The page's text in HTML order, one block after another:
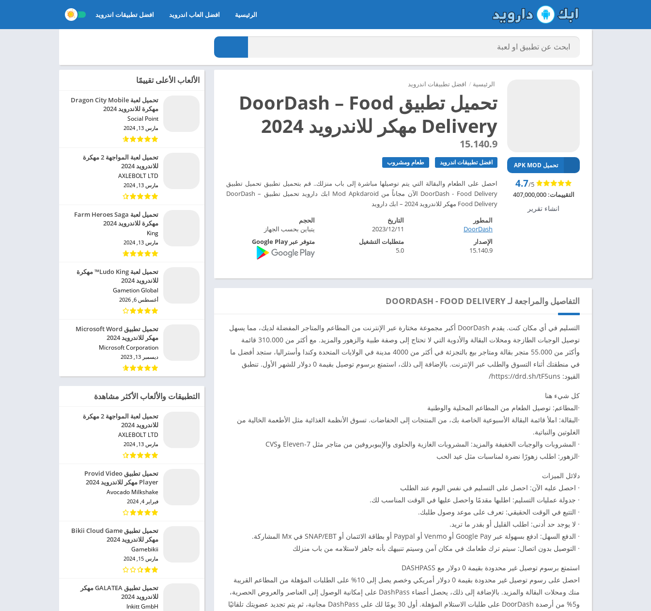
الرئيسية افضل العاب اندرويد افضل تطبيقات اندرويد
الرئيسية / افضل تطبيقات اندرويد
تحميل تطبيق DoorDash – Food
Delivery مهكر للاندرويد 2024
15.140.9
افضل تطبيقات اندرويد طعام ومشروب
احصل على الطعام والبقالة التي يتم توصيلها مباشرة إلى باب منزلك.. قم بتحميل تطبيق تحميل تطبيق
DoorDash - Food Delivery الآن مجاناً من Mod Apkdaroid ابك دارويد تحميل تطبيق DoorDash –
Food Delivery مهكر للاندرويد 2024 – ابك دارويد
تحميل APK MOD
4.7/5
التقييمات:407,000,000
انشاء تقرير
المطور
DoorDash‏
التاريخ
11‏/12‏/2023
الحجم
يتباين بحسب الجهاز
الإصدار
15.140.9
متطلبات التشغيل
5.0
متوفر عبر Google Play
التفاصيل والمراجعة لـ DOORDASH - FOOD DELIVERY
التسليم في أي مكان كنت. يقدم DoorDash أكبر مجموعة مختارة عبر الإنترنت من المطاعم والمتاجر المفضلة لديك، مما يسهل
توصيل الوجبات الطازجة ومحلات البقالة والأدوية التي لا تحتاج إلى وصفة طبية والزهور والمزيد. مع أكثر من 310.000 قائمة
وأكثر من 55.000 متجر بقالة ومتاجر بيع بالتجزئة في أكثر من 4000 مدينة في الولايات المتحدة وكندا وأستراليا، ستجد أفضل ما
في منطقتك أثناء التسوق والطلب عبر الإنترنت. بالإضافة إلى ذلك، استمتع برسوم توصيل بقيمة 0 دولار للشهر الأول. تنطبق
القيود: https://drd.sh/tF5uns/
كل شيء هنا
·المطاعم: توصيل الطعام من المطاعم المحلية والوطنية
·البقالة: املأ قائمة البقالة الأسبوعية الخاصة بك، من المنتجات إلى الحفاضات. تسوق الأنظمة الغذائية مثل الأطعمة الخالية من
الغلوتين والنباتية.
· المشروبات والوجبات الخفيفة والمزيد: المشروبات الغازية والحلوى والإيبوبروفين من متاجر مثل 7-Eleven وCVS
·الزهور: اطلب زهورًا نضرة لمناسبات مثل عيد الحب
دلائل الميزات
· احصل عليه الآن: احصل على التسليم في نفس اليوم عند الطلب
· جدولة عمليات التسليم: اطلبها مقدمًا واحصل عليها في الوقت المناسب لك.
· التتبع في الوقت الحقيقي: تعرف على موعد وصول طلبك.
· لا يوجد حد أدنى: اطلب القليل أو بقدر ما تريد.
· الدفع السهل: ادفع بسهولة عبر Google Pay أو Venmo أو Paypal أو بطاقة الائتمان أو SNAP/EBT في Mx المشاركة.
· التوصيل بدون اتصال: سيتم ترك طعامك في مكان آمن وسيتم تنبيهك بأنه جاهز لاستلامه من باب منزلك
استمتع برسوم توصيل غير محدودة بقيمة 0 دولار مع DASHPASS
احصل على رسوم توصيل غير محدودة بقيمة 0 دولار أمريكي وخصم يصل إلى 10% على الطلبات المؤهلة من المطاعم القريبة
منك ومحلات البقالة والمزيد. بالإضافة إلى ذلك، يحصل أعضاء DashPass على إمكانية الوصول إلى العناصر والعروض الحصرية،
و5% من أرصدة DoorDash على طلبات الاستلام المؤهلة. أول 30 يومًا لك على DashPass مجانية، ثم يتم تجديد عضويتك تلقائيًا
الألعاب الأعلى تقييمًا
تحميل لعبة Dragon City Mobile
مهكرة للاندرويد 2024
Social Point‏
مارس 13, 2024
تحميل لعبة المواجهة 2 مهكرة
للاندرويد 2024
AXLEBOLT LTD‏
مارس 13, 2024
تحميل لعبة Farm Heroes Saga
مهكرة للاندرويد 2024
King‏
مارس 13, 2024
تحميل لعبة Ludo King™ مهكرة
للاندرويد 2024
Gametion Global‏
أغسطس 6, 2026
تحميل تطبيق Microsoft Word
مهكر للاندرويد 2024
Microsoft Corporation‏
ديسمبر 13, 2023
التطبيقات والألعاب الأكثر مشاهدة
تحميل لعبة المواجهة 2 مهكرة
للاندرويد 2024
AXLEBOLT LTD‏
مارس 13, 2024
تحميل تطبيق Provid Video
Player مهكر للاندرويد 2024
Avocado Milkshake‏
فبراير 4, 2024
تحميل تطبيق Bikii Cloud Game
مهكر للاندرويد 2024
Gamebikii‏
مارس 15, 2024
تحميل تطبيق GALATEA مهكر
للاندرويد 2024
Inkitt GmbH‏